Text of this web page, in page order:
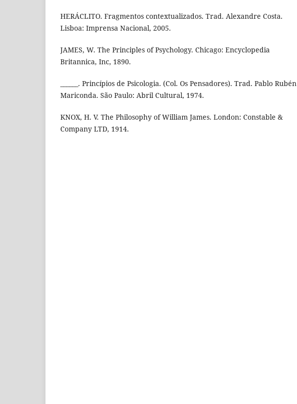
HERÁCLITO. Fragmentos contextualizados. Trad. Alexandre Costa.
Lisboa: Imprensa Nacional, 2005.
JAMES, W. The Principles of Psychology. Chicago: Encyclopedia
Britannica, Inc, 1890.
______. Princípios de Psicologia. (Col. Os Pensadores). Trad. Pablo Rubén
Mariconda. São Paulo: Abril Cultural, 1974.
KNOX, H. V. The Philosophy of William James. London: Constable &
Company LTD, 1914.